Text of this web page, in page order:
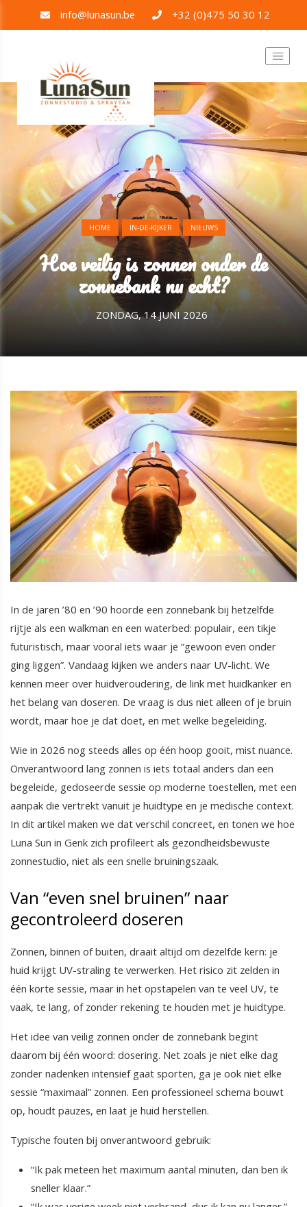
info@lunasun.be +32 (0)475 50 30 12
HOME IN-DE-KIJKER NIEUWS
Hoe veilig is zonnen onder de
zonnebank nu echt?
ZONDAG, 14 JUNI 2026
In de jaren ’80 en ’90 hoorde een zonnebank bij hetzelfde
rijtje als een walkman en een waterbed: populair, een tikje
futuristisch, maar vooral iets waar je “gewoon even onder
ging liggen”. Vandaag kijken we anders naar UV-licht. We
kennen meer over huidveroudering, de link met huidkanker en
het belang van doseren. De vraag is dus niet alleen of je bruin
wordt, maar hoe je dat doet, en met welke begeleiding.
Wie in 2026 nog steeds alles op één hoop gooit, mist nuance.
Onverantwoord lang zonnen is iets totaal anders dan een
begeleide, gedoseerde sessie op moderne toestellen, met een
aanpak die vertrekt vanuit je huidtype en je medische context.
In dit artikel maken we dat verschil concreet, en tonen we hoe
Luna Sun in Genk zich profileert als gezondheidsbewuste
zonnestudio, niet als een snelle bruiningszaak.
Van “even snel bruinen” naar
gecontroleerd doseren
Zonnen, binnen of buiten, draait altijd om dezelfde kern: je
huid krijgt UV-straling te verwerken. Het risico zit zelden in
één korte sessie, maar in het opstapelen van te veel UV, te
vaak, te lang, of zonder rekening te houden met je huidtype.
Het idee van veilig zonnen onder de zonnebank begint
daarom bij één woord: dosering. Net zoals je niet elke dag
zonder nadenken intensief gaat sporten, ga je ook niet elke
sessie “maximaal” zonnen. Een professioneel schema bouwt
op, houdt pauzes, en laat je huid herstellen.
Typische fouten bij onverantwoord gebruik:
“Ik pak meteen het maximum aantal minuten, dan ben ik
sneller klaar.”